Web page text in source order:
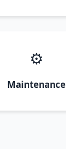
⚙️
Maintenance